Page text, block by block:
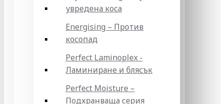
увредена коса
Energising – Против
косопад
Perfect Laminoplex -
Ламиниране и блясък
Perfect Moisture –
Подхранваща серия